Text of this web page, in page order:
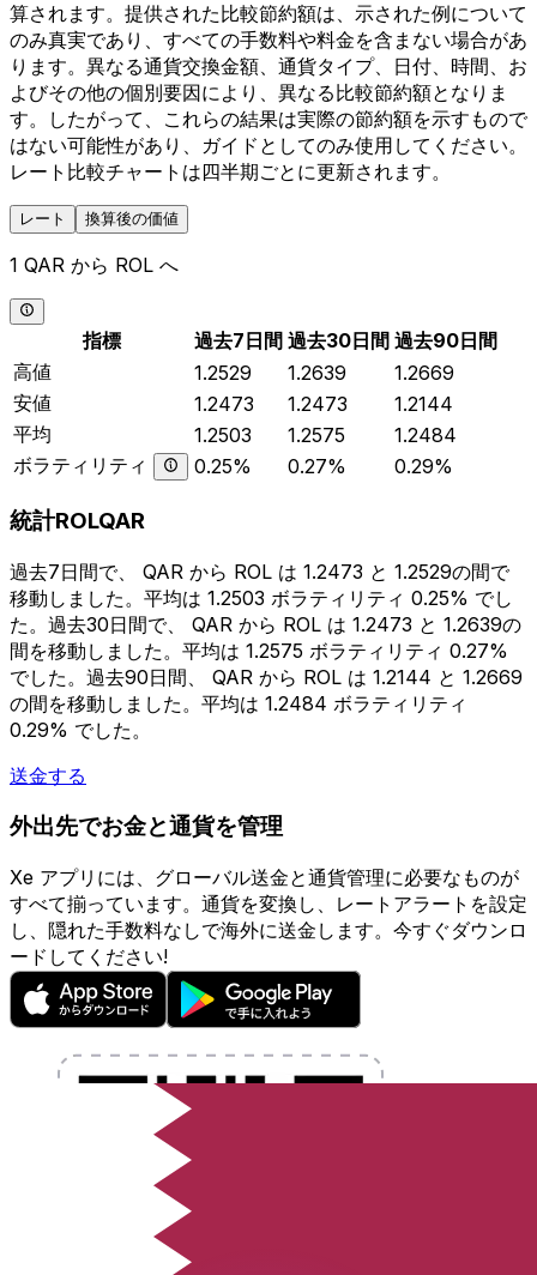
算されます。提供された比較節約額は、示された例について
のみ真実であり、すべての手数料や料金を含まない場合があ
ります。異なる通貨交換金額、通貨タイプ、日付、時間、お
よびその他の個別要因により、異なる比較節約額となりま
す。したがって、これらの結果は実際の節約額を示すもので
はない可能性があり、ガイドとしてのみ使用してください。
レート比較チャートは四半期ごとに更新されます。
レート 換算後の価値
1 QAR から ROL へ
指標 過去7日間 過去30日間 過去90日間
高値
1.2529 1.2639
1.2669
安値
1.2473 1.2473
1.2144
平均
1.2503 1.2575
1.2484
ボラティリティ
0.25% 0.27% 0.29%
統計ROLQAR
過去7日間で、 QAR から ROL は 1.2473 と 1.2529の間で
移動しました。平均は 1.2503 ボラティリティ 0.25% でし
た。過去30日間で、 QAR から ROL は 1.2473 と 1.2639の
間を移動しました。平均は 1.2575 ボラティリティ 0.27%
でした。過去90日間、 QAR から ROL は 1.2144 と 1.2669
の間を移動しました。平均は 1.2484 ボラティリティ
0.29% でした。
送金する
外出先でお金と通貨を管理
Xe アプリには、グローバル送金と通貨管理に必要なものが
すべて揃っています。通貨を変換し、レートアラートを設定
し、隠れた手数料なしで海外に送金します。今すぐダウンロ
ードしてください!